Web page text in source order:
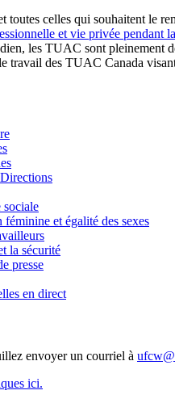
toutes celles qui souhaitent le
et vie privée pendant
les TUAC sont pleinement
travail des TUAC Canada
sociale
et égalité des sexes
la sécurité
presse
en direct
envoyer un courriel à
ici.